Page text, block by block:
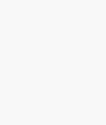
hòa, ổn định, không thiên